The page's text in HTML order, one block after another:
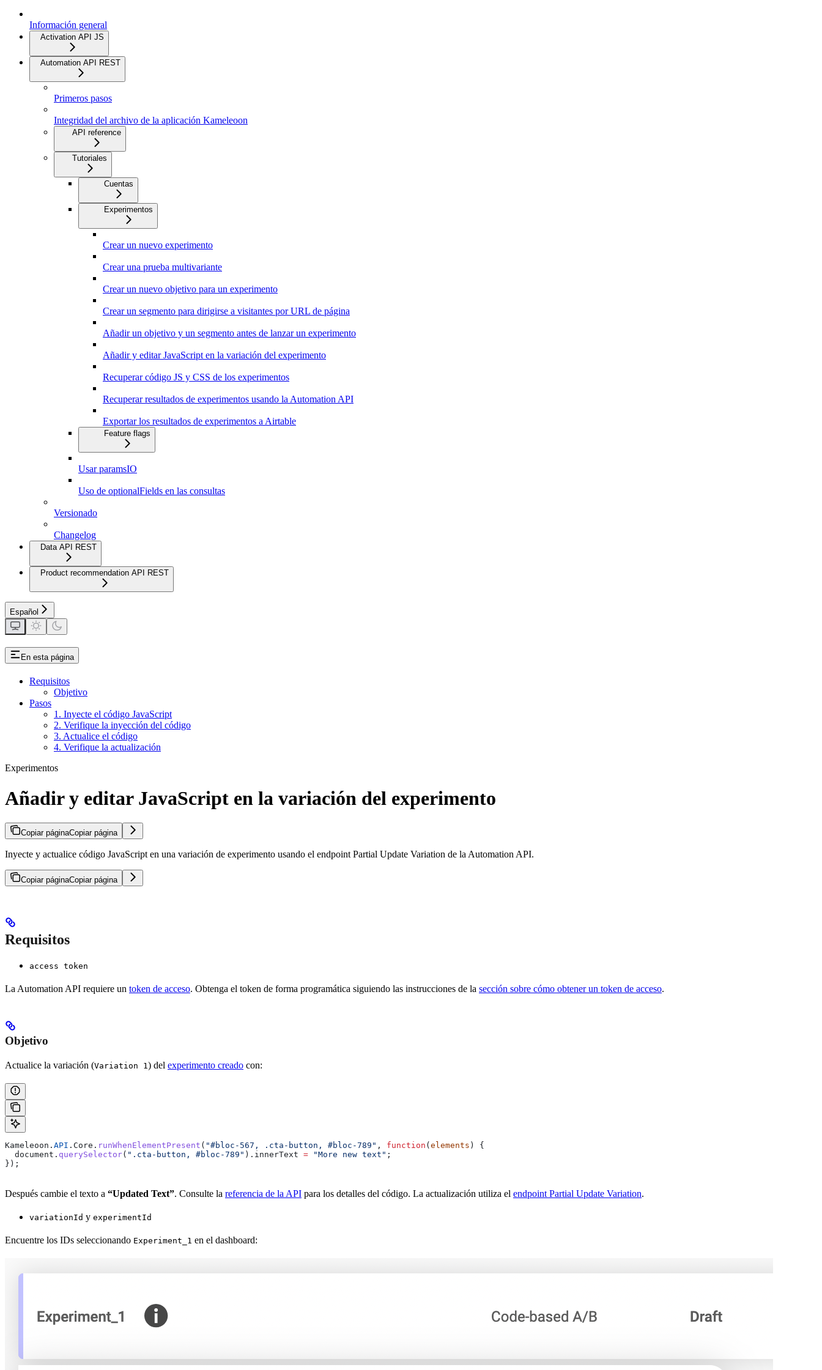
Información general
Activation API JS
Automation API REST
Primeros pasos
Integridad del archivo de la aplicación Kameleoon
API reference
Tutoriales
Cuentas
Experimentos
Crear un nuevo experimento
Crear una prueba multivariante
Crear un nuevo objetivo para un experimento
Crear un segmento para dirigirse a visitantes por URL de página
Añadir un objetivo y un segmento antes de lanzar un experimento
Añadir y editar JavaScript en la variación del experimento
Recuperar código JS y CSS de los experimentos
Recuperar resultados de experimentos usando la Automation API
Exportar los resultados de experimentos a Airtable
Feature flags
Usar paramsIO
Uso de optionalFields en las consultas
Versionado
Changelog
Data API REST
Product recommendation API REST
Español
En esta página
Requisitos
Objetivo
Pasos
1. Inyecte el código JavaScript
2. Verifique la inyección del código
3. Actualice el código
4. Verifique la actualización
Experimentos
Añadir y editar JavaScript en la variación del experimento
Copiar páginaCopiar página
Inyecte y actualice código JavaScript en una variación de experimento usando el endpoint Partial Update Variation de la Automation API.
Copiar páginaCopiar página
Requisitos
access token
La Automation API requiere un token de acceso. Obtenga el token de forma programática siguiendo las instrucciones de la sección sobre cómo obtener un token de acceso.
Objetivo
Actualice la variación (Variation 1 ) del experimento creado con:
Kameleoon . API . Core . runWhenElementPresent ( "#bloc-567, .cta-button, #bloc-789" , function ( elements ) {
  document
. querySelector( ".cta-button, #bloc-789" ). innerText = "More new text" ;
});
Después cambie el texto a “Updated Text”. Consulte la referencia de la API para los detalles del código. La actualización utiliza el endpoint Partial Update Variation.
variationId y experimentId
Encuentre los IDs seleccionando Experiment_1 en el dashboard: